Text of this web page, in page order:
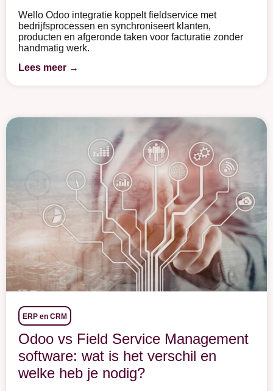
Wello Odoo integratie koppelt fieldservice met
bedrijfsprocessen en synchroniseert klanten,
producten en afgeronde taken voor facturatie zonder
handmatig werk.
Lees meer →
ERP en CRM
Odoo vs Field Service Management
software: wat is het verschil en
welke heb je nodig?